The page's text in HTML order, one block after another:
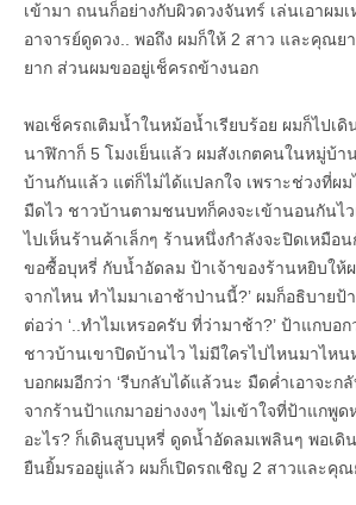
เข้ามา ถนนก็อย่างกับผิวดวงจันทร์ เล่นเอาผม
อาจารย์ดูดวง.. พอถึง ผมก็ให้ 2 สาว และคุณย
ยาก ส่วนผมขออยู่เช็ครถข้างนอก
พอเช็ครถเติมน้ำในหม้อน้ำเรียบร้อย ผมก็ไปเ
นาฬิกาก็ 5 โมงเย็นแล้ว ผมสังเกตคนในหมู่บ้า
บ้านกันแล้ว แต่ก็ไม่ได้แปลกใจ เพราะช่วงที่ผ
มืดไว ชาวบ้านตามชนบทก็คงจะเข้านอนกันไ
ไปเห็นร้านค้าเล็กๆ ร้านหนึ่งกำลังจะปิดเหมือน
ขอซื้อบุหรี่ กับน้ำอัดลม ป้าเจ้าของร้านหยิบให้
จากไหน ทำไมมาเอาช้าป่านนี้?’ ผมก็อธิบายป้
ต่อว่า ‘..ทำไมเหรอครับ ที่ว่ามาช้า?’ ป้าแกบอ
ชาวบ้านเขาปิดบ้านไว ไม่มีใครไปไหนมาไหน
บอกผมอีกว่า ‘รีบกลับได้แล้วนะ มืดค่ำเอาจะก
จากร้านป้าแกมาอย่างงงๆ ไม่เข้าใจที่ป้าแกพู
อะไร? ก็เดินสูบบุหรี่ ดูดน้ำอัดลมเพลินๆ พอเดิ
ยืนยิ้มรออยู่แล้ว ผมก็เปิดรถเชิญ 2 สาวและคุ